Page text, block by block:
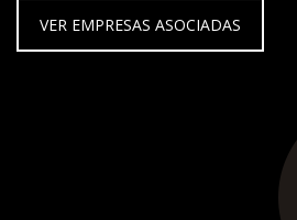
VER EMPRESAS ASOCIADAS